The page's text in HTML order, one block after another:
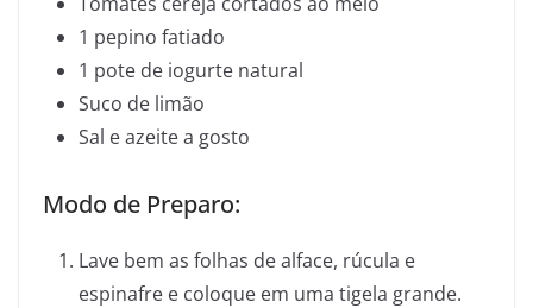
1 pepino fatiado
1 pote de iogurte natural
Suco de limão
Sal e azeite a gosto
Modo de Preparo:
Lave bem as folhas de alface, rúcula e
espinafre e coloque em uma tigela grande.